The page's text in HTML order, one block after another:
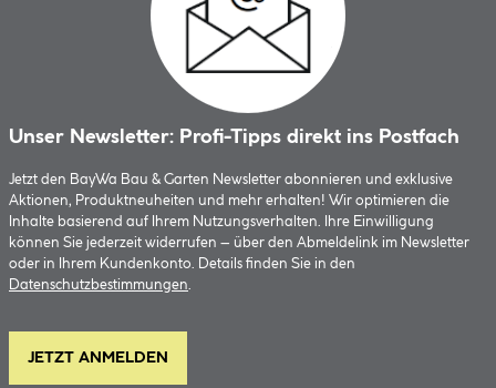
Unser Newsletter: Profi-Tipps direkt ins Postfach
Jetzt den BayWa Bau & Garten Newsletter abonnieren und exklusive
Aktionen, Produktneuheiten und mehr erhalten! Wir optimieren die
Inhalte basierend auf Ihrem Nutzungsverhalten. Ihre Einwilligung
können Sie jederzeit widerrufen – über den Abmeldelink im Newsletter
oder in Ihrem Kundenkonto. Details finden Sie in den
Datenschutzbestimmungen.
JETZT ANMELDEN